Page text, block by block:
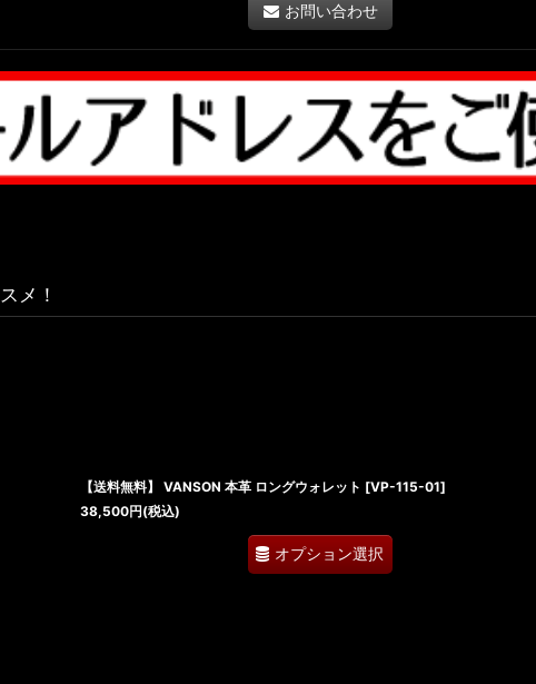
お問い合わせ
メ！
【送料無料】 VANSON 本革 ロングウォレット [VP-115-01]
38,500円(税込)
オプション選択